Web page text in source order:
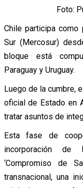
Foto:
Chile participa
Sur (Mercosur)
bloque está
Paraguay y Uruguay.
Luego de la cumbre,
oficial de Estado en
tratar asuntos de
Esta fase de
incorporación de
‘Compromiso de
transnacional, una